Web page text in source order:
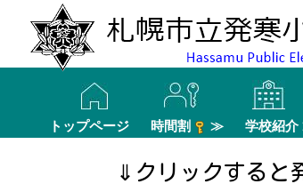
トップページ 時間割 ≫ 学校紹
⇓クリックすると